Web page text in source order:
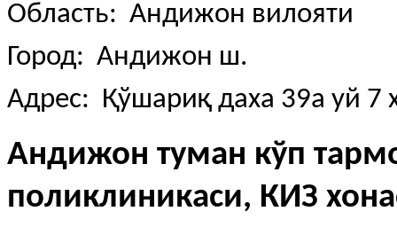
Область: Андижон вилояти
Город: Андижон ш.
Адрес: Қўшариқ даха 39а уй 7
Андижон туман кўп
поликлиникаси, КИЗ